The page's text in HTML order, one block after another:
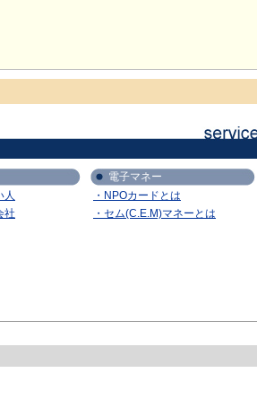
人
社
電子マネー
・NPOカードとは
・セム(C.E.M)マネーとは